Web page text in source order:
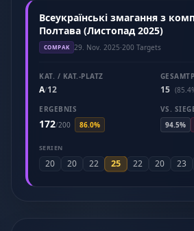
Всеукраїнські змагання з
Полтава (Листопад 2025)
COMPAK 29. Nov. 2025·200 Targets
KAT. / KAT.-PLATZ
A/12 15
ERGEBNIS
172/200 86.0%
VS.
94.5%
SERIEN
20 20 22 25 22 20 23